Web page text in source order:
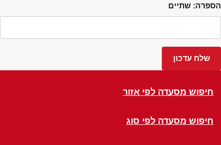
הספרה: שתיים
חיפוש מסעדה לפי אזור
חיפוש מסעדה לפי סוג